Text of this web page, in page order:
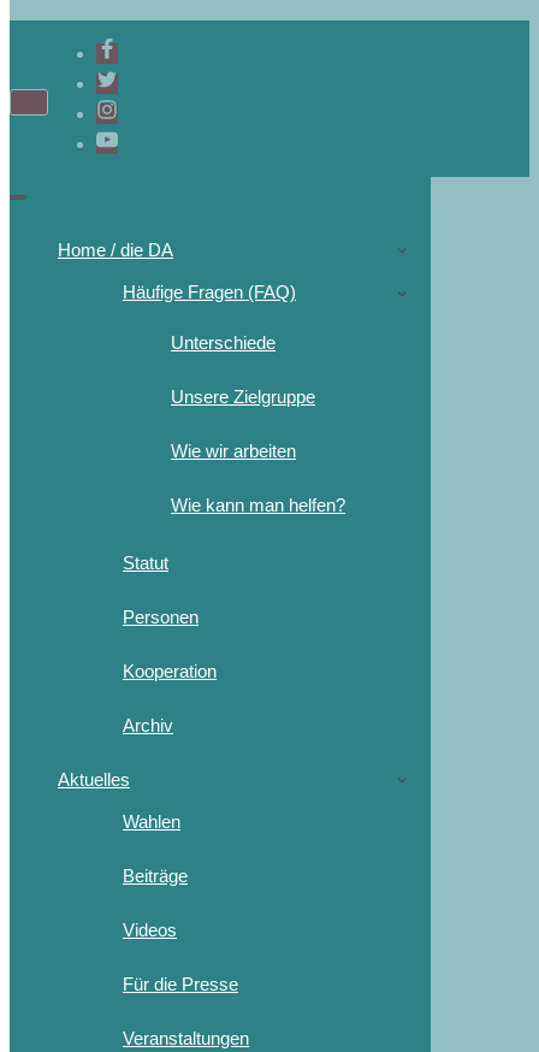
Home / die DA
Häufige Fragen (FAQ)
Unterschiede
Unsere Zielgruppe
Wie wir arbeiten
Wie kann man helfen?
Statut
Personen
Kooperation
Archiv
Aktuelles
Wahlen
Beiträge
Videos
Für die Presse
Veranstaltungen